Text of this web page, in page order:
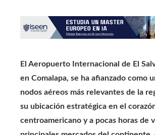
El Aeropuerto Internacional de El
en Comalapa, se ha afianzado como
nodos aéreos más relevantes de la
su ubicación estratégica en el
centroamericano y a pocas horas de